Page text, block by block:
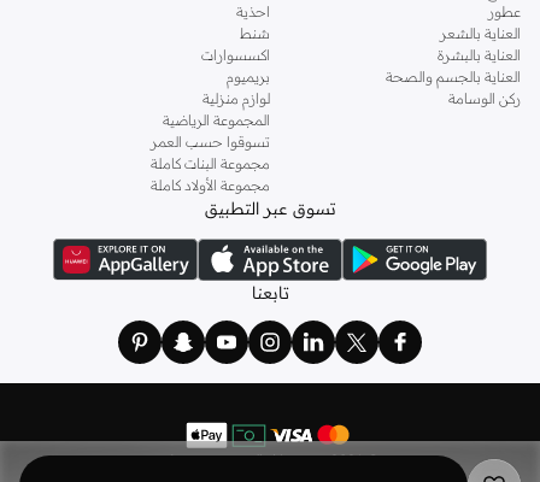
عطور
العناية بالشعر
العناية بالبشرة
العناية بالجسم والصحة
ركن الوسامة
احذية
شنط
اكسسوارات
بريميوم
لوازم منزلية
المجموعة الرياضية
تسوقوا حسب العمر
مجموعة البنات كاملة
مجموعة الأولاد كاملة
تسوق عبر التطبيق
تابعنا
© 2026 نمشي. كل الحقوق محفوظة